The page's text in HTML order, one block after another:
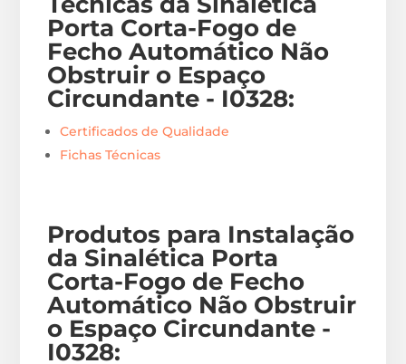
Porta Corta-Fogo de
Fecho Automático Não
Obstruir o Espaço
Circundante - I0328:
Certificados de Qualidade
Fichas Técnicas
Produtos para Instalação
da Sinalética Porta
Corta-Fogo de Fecho
Automático Não Obstruir
o Espaço Circundante -
I0328: